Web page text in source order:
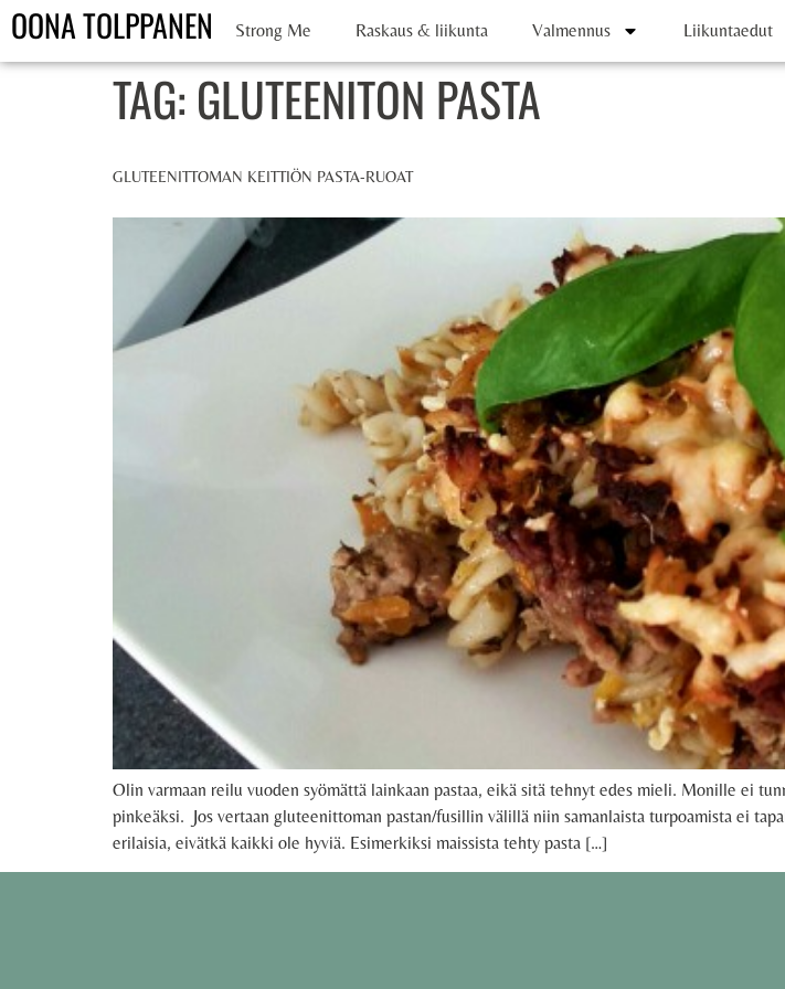
OONA TOLPPANEN Strong Me Raskaus & liikunta Valmennus Liikuntaedut
TAG: GLUTEENITON PASTA
GLUTEENITTOMAN KEITTIÖN PASTA-RUOAT
Olin varmaan reilu vuoden syömättä lainkaan pastaa, eikä sitä tehnyt edes mieli. Monille ei
pinkeäksi. Jos vertaan gluteenittoman pastan/fusillin välillä niin samanlaista turpoamista ei
erilaisia, eivätkä kaikki ole hyviä. Esimerkiksi maissista tehty pasta […]